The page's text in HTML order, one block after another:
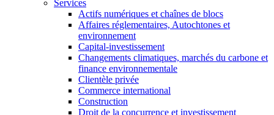
Services
Actifs numériques et chaînes de blocs
Affaires réglementaires, Autochtones et
environnement
Capital-investissement
Changements climatiques, marchés du carbone et
finance environnementale
Clientèle privée
Commerce international
Construction
Droit de la concurrence et investissement